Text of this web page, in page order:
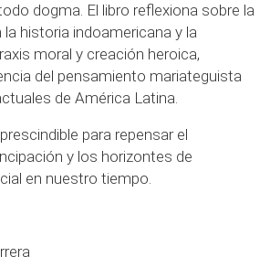
dogma. El libro reflexiona sobre la
la historia indoamericana y la
moral y creación heroica,
del pensamiento mariateguista
de América Latina.
para repensar el
y los horizontes de
en nuestro tiempo.